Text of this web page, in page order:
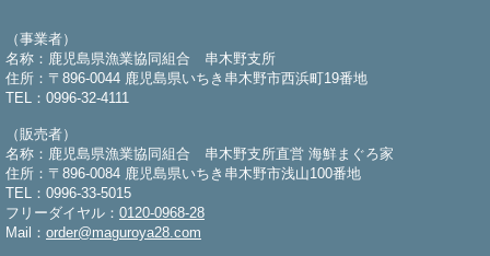
（事業者）
名称：鹿児島県漁業協同組合 串木野支所
住所：〒896-0044 鹿児島県いちき串木野市西浜町19番地
TEL：0996-32-4111
（販売者）
名称：鹿児島県漁業協同組合 串木野支所直営 海鮮まぐろ家
住所：〒896-0084 鹿児島県いちき串木野市浅山100番地
TEL：0996-33-5015
フリーダイヤル： 0120-0968-28
Mail： order@maguroya28.com